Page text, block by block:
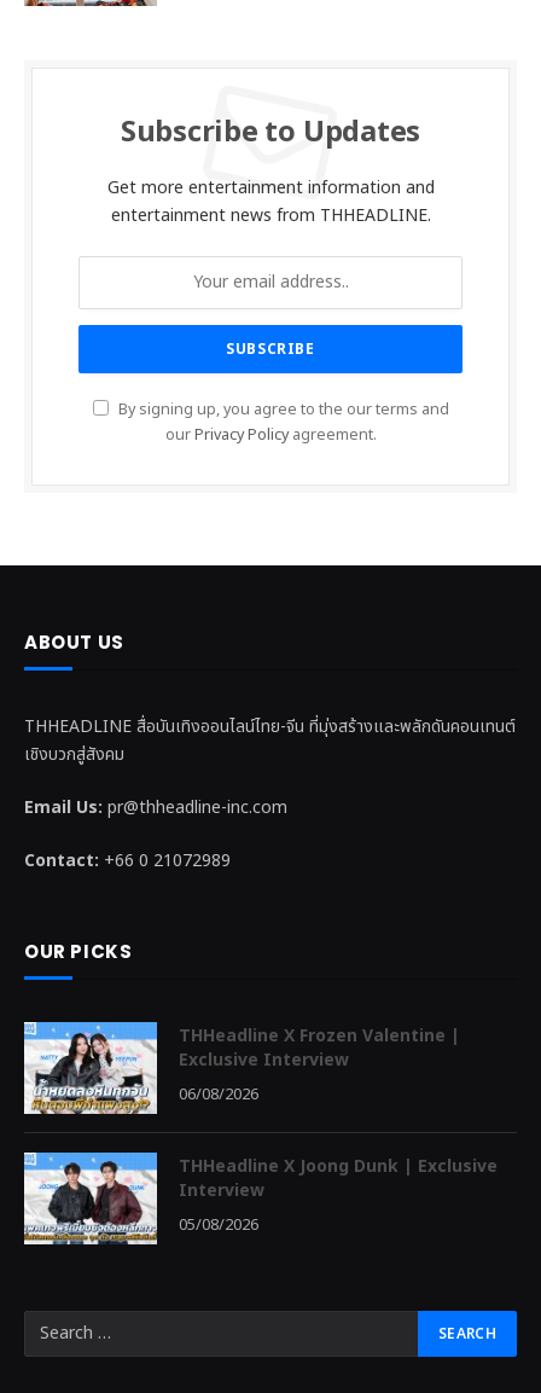
Subscribe to Updates
Get more entertainment information and
entertainment news from THHEADLINE.
By signing up, you agree to the our terms and
ourPrivacy Policyagreement.
ABOUT US
THHEADLINE สื่อบันเทิงออนไลน์ไทย-จีน ที่มุ่งสร้างและพลักดันคอนเทนต์
เชิงบวกสู่สังคม
Email Us: pr@thheadline-inc.com
Contact: +66 0 21072989
OUR PICKS
THHeadline X Frozen Valentine |
Exclusive Interview
06/08/2026
THHeadline X Joong Dunk | Exclusive
Interview
05/08/2026